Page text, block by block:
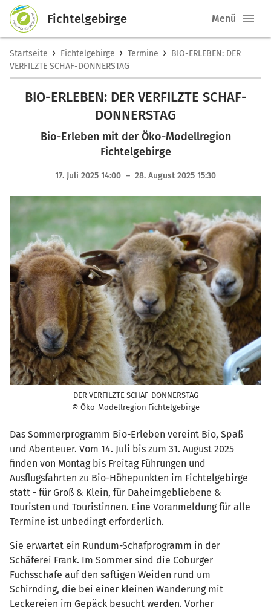
Fichtelgebirge Menü
Startseite › Fichtelgebirge › Termine › BIO-ERLEBEN: DER
VERFILZTE SCHAF-DONNERSTAG
BIO-ERLEBEN: DER VERFILZTE SCHAF-
DONNERSTAG
Bio-Erleben mit der Öko-Modellregion
Fichtelgebirge
17. Juli 2025 14:00 – 28. August 2025 15:30
DER VERFILZTE SCHAF-DONNERSTAG
© Öko-Modellregion Fichtelgebirge
Das Sommerprogramm Bio-Erleben vereint Bio, Spaß
und Abenteuer. Vom 14. Juli bis zum 31. August 2025
finden von Montag bis Freitag Führungen und
Ausflugsfahrten zu Bio-Höhepunkten im Fichtelgebirge
statt - für Groß & Klein, für Daheimgebliebene &
Touristen und Touristinnen. Eine Voranmeldung für alle
Termine ist unbedingt erforderlich.
Sie erwartet ein Rundum-Schafprogramm in der
Schäferei Frank. Im Sommer sind die Coburger
Fuchsschafe auf den saftigen Weiden rund um
Schirnding, die bei einer kleinen Wanderung mit
Leckereien im Gepäck besucht werden. Vorher